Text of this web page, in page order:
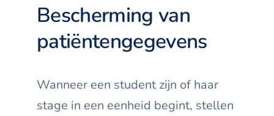
Bescherming van
patiëntengegevens
Wanneer een student zijn of haar
stage in een eenheid begint, stellen